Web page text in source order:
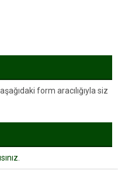
form aracılığıyla siz